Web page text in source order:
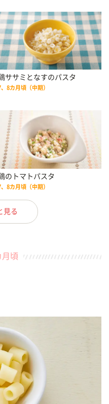
ササミとなすのパスタ
、8カ月頃（中期）
のトマトパスタ
、8カ月頃（中期）
見る
月頃